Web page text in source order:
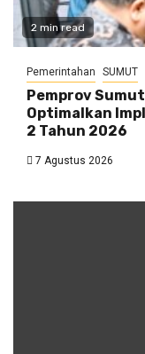
2 min read
Pemerintahan SUMUT
Pemprov
Optimalkan
2 Tahun 2026
7 Agustus 2026